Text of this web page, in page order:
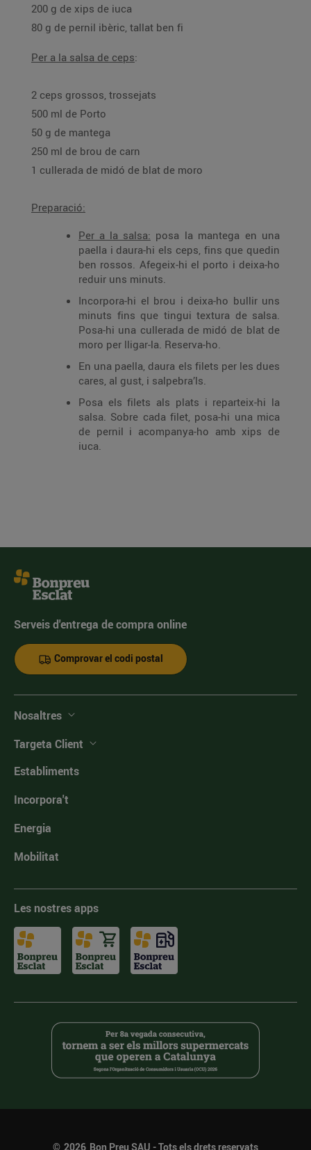
200 g de xips de iuca
80 g de pernil ibèric, tallat ben fi
Per a la salsa de ceps:
2 ceps grossos, trossejats
500 ml de Porto
50 g de mantega
250 ml de brou de carn
1 cullerada de midó de blat de moro
Preparació:
Per a la salsa: posa la mantega en una
paella i daura-hi els ceps, fins que quedin
ben rossos. Afegeix-hi el porto i deixa-ho
reduir uns minuts.
Incorpora-hi el brou i deixa-ho bullir uns
minuts fins que tingui textura de salsa.
Posa-hi una cullerada de midó de blat de
moro per lligar-la. Reserva-ho.
En una paella, daura els filets per les dues
cares, al gust, i salpebra’ls.
Posa els filets als plats i reparteix-hi la
salsa. Sobre cada filet, posa-hi una mica
de pernil i acompanya-ho amb xips de
iuca.
Serveis d'entrega de compra online
Comprovar el codi postal
Nosaltres
Targeta Client
Establiments
Incorpora't
Energia
Mobilitat
Les nostres apps
© 2026 Bon Preu SAU - Tots els drets reservats